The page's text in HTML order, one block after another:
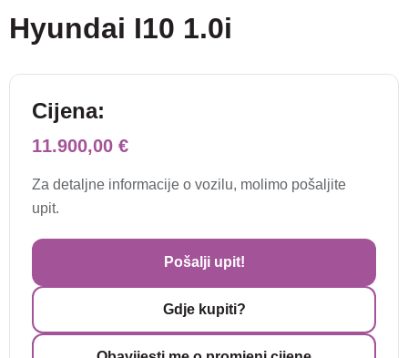
Hyundai I10 1.0i
Cijena:
11.900,00 €
Za detaljne informacije o vozilu, molimo pošaljite
upit.
Pošalji upit!
Gdje kupiti?